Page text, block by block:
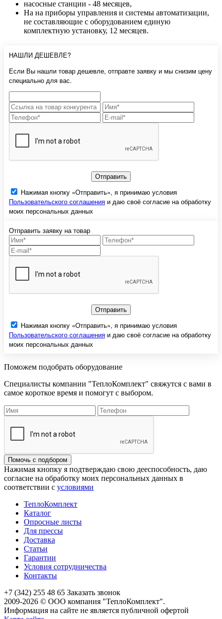
насосные станции - 48 месяцев,
На на приборы управления и системы автоматизации,
не составляющие с оборудованием единую
комплектную установку, 12 месяцев.
НАШЛИ ДЕШЕВЛЕ?
Если Вы нашли товар дешевле, отправте заявку и мы снизим цену
специально для вас.
Отправить
Нажимая кнопку «Отправить», я принимаю условия
Пользовательского соглашения и даю своё согласие на обработку
моих персональных данных
Отправить заявку на товар
Отправить
Нажимая кнопку «Отправить», я принимаю условия
Пользовательского соглашения и даю своё согласие на обработку
моих персональных данных
Поможем подобрать оборудование
Специалисты компании "ТеплоКомплект" свяжутся с вами в
самое короткое время и помогут с выбором.
Помочь с подбором
Нажимая кнопку я подтверждаю свою дееспособность, даю
согласие на обработку моих персональных данных в
соответствии с условиями
ТеплоКомплект
Каталог
Опросные листы
Для прессы
Доставка
Статьи
Гарантии
Условия сотрудничества
Контакты
+7 (342) 255 48 65 Заказать звонок
2009-2026 © ООО компания "ТеплоКомплект".
Информация на сайте не является публичной офертой